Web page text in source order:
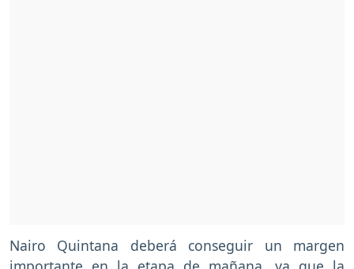
Nairo Quintana deberá conseguir un margen